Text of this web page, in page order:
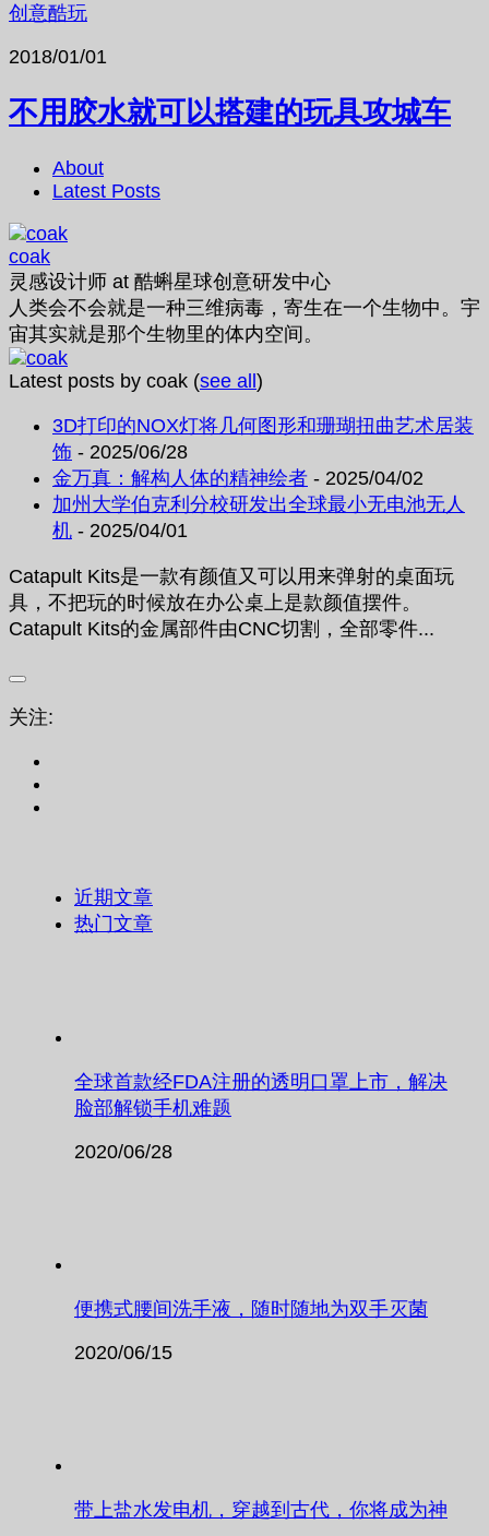
创意酷玩
2018/01/01
不用胶水就可以搭建的玩具攻城车
About
Latest Posts
coak
灵感设计师 at 酷蝌星球创意研发中心
人类会不会就是一种三维病毒，寄生在一个生物中。宇
宙其实就是那个生物里的体内空间。
Latest posts by coak (see all)
3D打印的NOX灯将几何图形和珊瑚扭曲艺术居装
饰 - 2025/06/28
金万真：解构人体的精神绘者 - 2025/04/02
加州大学伯克利分校研发出全球最小无电池无人
机 - 2025/04/01
Catapult Kits是一款有颜值又可以用来弹射的桌面玩
具，不把玩的时候放在办公桌上是款颜值摆件。
Catapult Kits的金属部件由CNC切割，全部零件...
关注:
近期文章
热门文章
全球首款经FDA注册的透明口罩上市，解决
脸部解锁手机难题
2020/06/28
便携式腰间洗手液，随时随地为双手灭菌
2020/06/15
带上盐水发电机，穿越到古代，你将成为神